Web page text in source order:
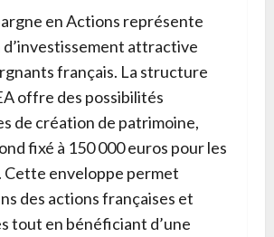
en Actions représente
attractive
français. La structure
offre des possibilités
de création de patrimoine,
fixé à 150 000 euros pour les
Cette enveloppe permet
des actions françaises et
tout en bénéficiant d’une